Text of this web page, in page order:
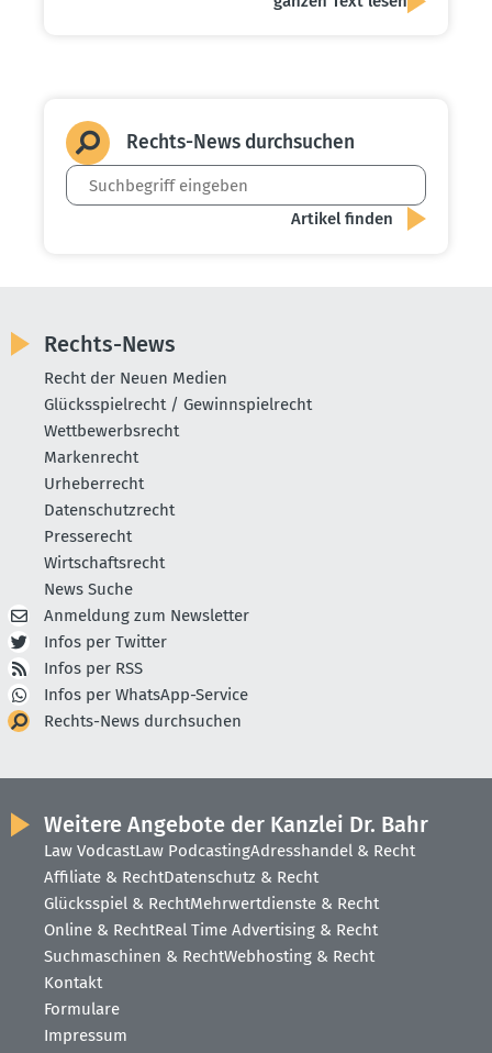
Rechts-News durch­suchen
Rechts-News
Recht der Neuen Medien
Glücksspielrecht / Gewinnspielrecht
Wettbewerbsrecht
Markenrecht
Urheberrecht
Datenschutzrecht
Presserecht
Wirtschaftsrecht
News Suche
Anmeldung zum Newsletter
Infos per Twitter
Infos per RSS
Infos per WhatsApp-Service
Rechts-News durchsuchen
Weitere Angebote der Kanzlei Dr. Bahr
Law VodcastLaw PodcastingAdresshandel & Recht
Affiliate & RechtDatenschutz & Recht
Glücksspiel & RechtMehrwertdienste & Recht
Online & RechtReal Time Advertising & Recht
Suchmaschinen & RechtWebhosting & Recht
Kontakt
Formulare
Impressum